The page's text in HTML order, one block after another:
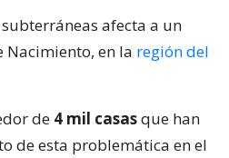
afecta a un
Nacimiento, en la región del
de 4 mil casasque han
de esta problemática en el